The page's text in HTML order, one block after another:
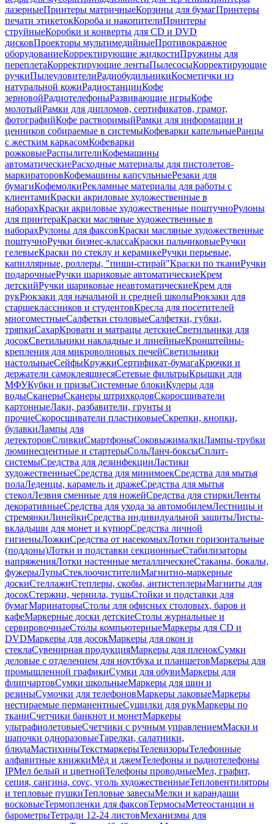
лазерныеПринтеры матричныеКорзины для бумагПринтеры
печати этикетокКороба и накопителиПринтеры
струйныеКоробки и конверты для CD и DVD
дисковПроекторы мультимедийныеПротивокражное
оборудованиеКорректирующие жидкостиПружины для
переплетаКорректирующие лентыПылесосыКорректирующие
ручкиПылеуловителиРадиобудильникиКосметички из
натуральной кожиРадиостанцииКофе
зерновойРадиотелефоныРазвивающие игрыКофе
молотыйРамки для дипломов, сертификатов, грамот,
фотографийКофе растворимыйРамки для информации и
ценников собираемые в системыКофеварки капельныеРанцы
с жестким каркасомКофеварки
рожковыеРаспылителиКофемашины
автоматическиеРасходные материалы для пистолетов-
маркираторовКофемашины капсульныеРезаки для
бумагиКофемолкиРекламные материалы для работы с
клиентамиКраски акриловые художественные в
наборахКраски акриловые художественные поштучноРулоны
для принтераКраски масляные художественные в
наборахРулоны для факсовКраски масляные художественные
поштучноРучки бизнес-классаКраски пальчиковыеРучки
гелевыеКраски по стеклу и керамикеРучки перьевые,
капиллярные, роллеры, "пиши-стирай"Краски по тканиРучки
подарочныеРучки шариковые автоматическиеКрем
детскийРучки шариковые неавтоматическиеКрем для
рукРюкзаки для начальной и средней школыРюкзаки для
старшеклассников и студентовКресла для посетителей
многоместныеСалфетки столовыеСалфетки, губки,
тряпкиСахарКровати и матрацы детскиеСветильники для
досокСветильники накладные и линейныеКронштейны-
крепления для микроволновых печейСветильники
настольныеСейфыКружкиСертификат-бумагаКрючки и
держатели самоклеящиесяСетевые фильтрыКрышки для
МФУКубки и призыСистемные блокиКулеры для
водыСканерыСканеры штрихкодовСкоросшиватели
картонныеЛаки, разбавители, грунты и
прочиеСкоросшиватели пластиковыеСкрепки, кнопки,
булавкиЛампы для
детекторовСливкиСмартфоныСоковыжималкиЛампы-трубки
люминесцентные и стартерыСольЛанч-боксыСплит-
системыСредства для дезинфекцииЛастики
художественныеСредства для минимоекСредства для мытья
полаЛеденцы, карамель и дражеСредства для мытья
стеколЛезвия сменные для ножейСредства для стиркиЛенты
декоративныеСредства для ухода за автомобилемЛестницы и
стремянкиЛинейкиСредства индивидуальной защитыЛисты-
вкладыши для монет и купюрСредства личной
гигиеныЛожкиСредства от насекомыхЛотки горизонтальные
(поддоны)Лотки и подставки секционныеСтабилизаторы
напряженияЛотки настенные металлическиеСтаканы, бокалы,
фужерыЛупыСтеклоочистителиМагнитно-маркерные
доскиСтеллажиСтеплеры, скобы, антистеплерыМагниты для
досокСтержни, чернила, тушьСтойки и подставки для
бумагМаринаторыСтолы для офисных столовых, баров и
кафеМаркерные доски детскиеСтолы журнальные и
сервировочныеСтолы компьютерныеМаркеры для CD и
DVDМаркеры для досокМаркеры для окон и
стеклаСувенирная продукцияМаркеры для пленокСумки
деловые с отделением для ноутбука и планшетовМаркеры для
промышленной графикиСумки для обувиМаркеры для
флипчартовСумки школьныеМаркеры для шин и
резиныСумочки для телефоновМаркеры лаковыеМаркеры
нестираемые перманентныеСушилки для рукМаркеры по
тканиСчетчики банкнот и монетМаркеры
ультрафиолетовыеСчетчики с ручным управлениемМаски и
шапочки одноразовыеТарелки, салатники,
блюдаМастихиныТекстмаркерыТелевизорыТелефонные
алфавитные книжкиМёд и джемТелефоны и радиотелефоны
IPМел белый и цветнойТелефоны проводныеМел, графит,
сепия, сангина, соус, уголь художественныеТепловентиляторы
и тепловые пушкиТепловые завесыМелки и карандаши
восковыеТермопленки для факсовТермосыМетеостанции и
барометрыТетради 12-24 листовМеханизмы для